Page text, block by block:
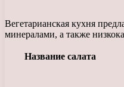
Вегетарианская кухня
минералами, а также
Название салата